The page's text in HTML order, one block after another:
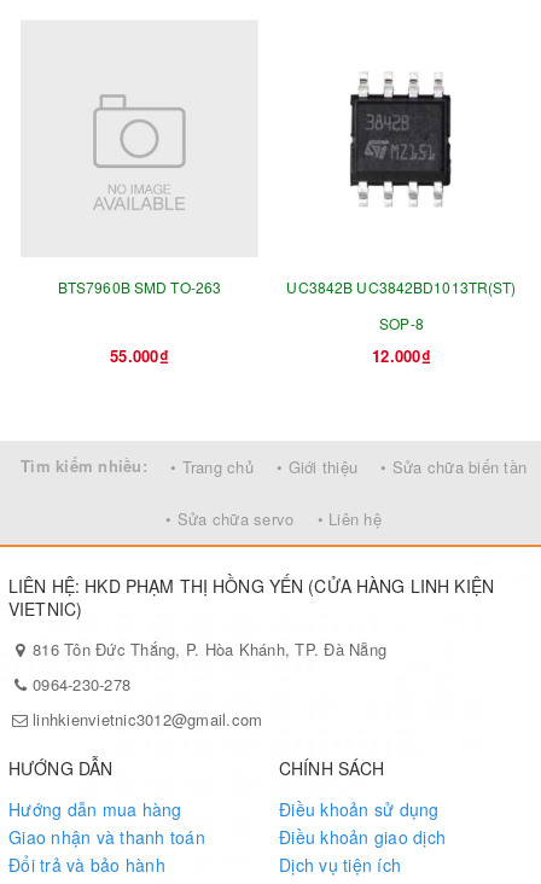
Thông số kỹ thuật :
- Nguồn cấp IC : 42V
- Nguồn ra collector : 42V
- Dòng ngõ ra PWM collector : 500mA
BTS7960B SMD TO-263
55.000₫
UC3842B UC3842BD1013TR(ST)
SOP-8
12.000₫
Tìm kiếm nhiều: • Trang chủ • Giới thiệu • Sửa chữa biến tần
• Sửa chữa servo • Liên hệ
LIÊN HỆ: HKD PHẠM THỊ HỒNG YẾN (CỬA HÀNG LINH KIỆN
VIETNIC)
816 Tôn Đức Thắng, P. Hòa Khánh, TP. Đà Nẵng
0964-230-278
linhkienvietnic3012@gmail.com
HƯỚNG DẪN
Hướng dẫn mua hàng
Giao nhận và thanh toán
Đổi trả và bảo hành
CHÍNH SÁCH
Điều khoản sử dụng
Điều khoản giao dịch
Dịch vụ tiện ích